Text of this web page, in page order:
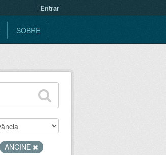
Entrar
SOBRE
ANCINE